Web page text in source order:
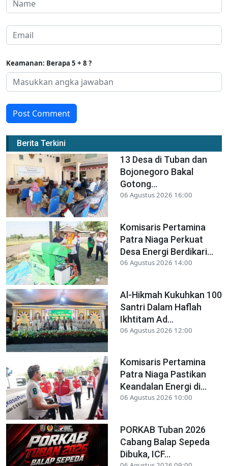
Keamanan: Berapa 5 + 8 ?
Post Comment
Berita Terkini
13 Desa di Tuban dan
Bojonegoro Bakal
Gotong...
06 Agustus 2026 16:00
Komisaris Pertamina
Patra Niaga Perkuat
Desa Energi Berdikari...
06 Agustus 2026 14:00
Al-Hikmah Kukuhkan 100
Santri Dalam Haflah
Ikhtitam Ad...
06 Agustus 2026 12:00
Komisaris Pertamina
Patra Niaga Pastikan
Keandalan Energi di...
06 Agustus 2026 10:00
PORKAB Tuban 2026
Cabang Balap Sepeda
Dibuka, ICF...